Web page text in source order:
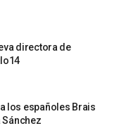
directora de
los españoles Brais
Sánchez